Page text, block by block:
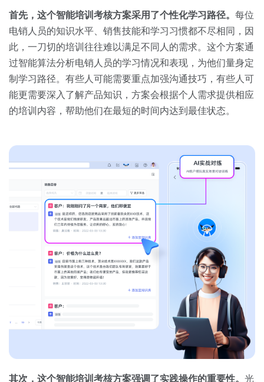
按角色
销售人员
销售管理
按业务场景
培训辅导
销售会话智能
首先，这个智能培训考核方案采用了个性化学习路径。 每位
电销人员的知识水平、销售技能和学习习惯都不尽相同，因
此，一刀切的培训往往难以满足不同人的需求。这个方案通
过智能算法分析电销人员的学习情况和表现，为他们量身定
制学习路径。有些人可能需要重点加强沟通技巧，有些人可
能更需要深入了解产品知识，方案会根据个人需求提供相应
的培训内容，帮助他们在最短的时间内达到最佳状态。
其次，这个智能培训考核方案强调了实践操作的重要性。 光